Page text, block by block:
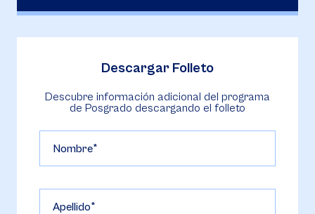
Descargar Folleto
Descubre información adicional del programa
de Posgrado descargando el folleto
Nombre
Apellido